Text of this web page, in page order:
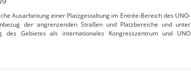
Ausarbeitung einer Platzgestaltung im Entrée-Bereich des UNO-
der angrenzenden Straßen und Platzbereiche und unter
des Gebietes als internationales Kongresszentrum und UNO